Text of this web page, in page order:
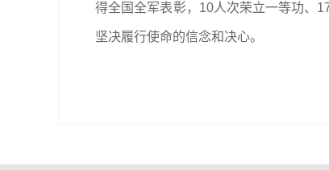
得全国全军表彰，10人次荣立一等功、
坚决履行使命的信念和决心。